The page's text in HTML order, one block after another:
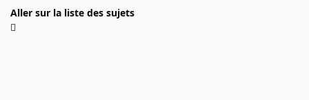
Aller sur la liste des sujets